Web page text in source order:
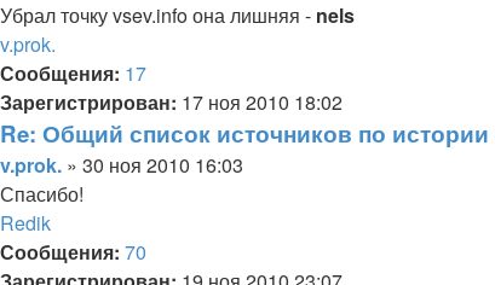
Убрал точку vsev.info она лишняя - nels
Вернуться
к
началу
v.prok.
Сообщения: 17
Зарегистрирован: 17 ноя 2010 18:02
Re: Общий список источников по
Цитата
Сообщение
v.prok. » 30 ноя 2010 16:03
Спасибо!
Вернуться
к
Redik
Сообщения: 70